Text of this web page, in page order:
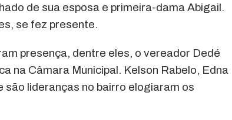
de sua esposa e primeira-dama Abigail.
se fez presente.
presença, dentre eles, o vereador Dedé
na Câmara Municipal. Kelson Rabelo, Edna
são lideranças no bairro elogiaram os